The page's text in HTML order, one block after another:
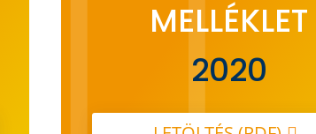
MELLÉKLET
2020